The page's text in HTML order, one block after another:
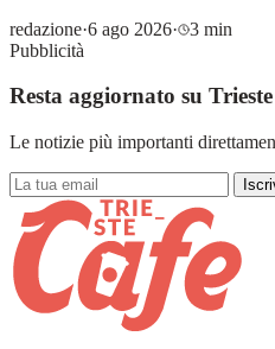
redazione·6 ago 2026·
3 min
Pubblicità
Resta aggiornato su Trieste
Le notizie più importanti